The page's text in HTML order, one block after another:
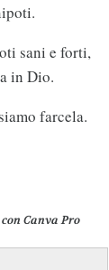
sani e forti,
in Dio.
farcela.
Canva Pro